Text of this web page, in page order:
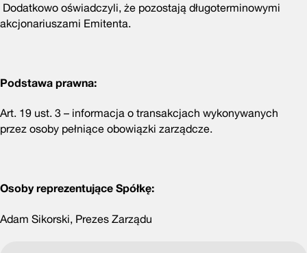
Dodatkowo oświadczyli, że pozostają długoterminowymi
akcjonariuszami Emitenta.
Podstawa prawna:
Art. 19 ust. 3 – informacja o transakcjach wykonywanych
przez osoby pełniące obowiązki zarządcze.
Osoby reprezentujące Spółkę:
Adam Sikorski, Prezes Zarządu